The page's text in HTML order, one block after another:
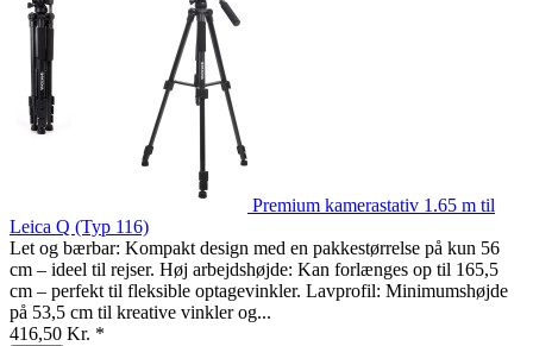
Premium kamerastativ 1.65 m til
Leica Q (Typ 116)
Let og bærbar: Kompakt design med en pakkestørrelse på kun 56
cm – ideel til rejser. Høj arbejdshøjde: Kan forlænges op til 165,5
cm – perfekt til fleksible optagevinkler. Lavprofil: Minimumshøjde
på 53,5 cm til kreative vinkler og...
416,50 Kr. *